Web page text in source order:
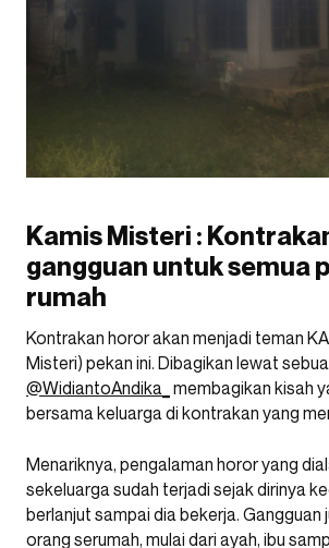
Kamis Misteri :
gangguan untuk semua
rumah
Kontrakan horor akan menjadi teman
Misteri) pekan ini. Dibagikan lewat
@WidiantoAndika_ membagikan kisah
bersama keluarga di kontrakan yang
Menariknya, pengalaman horor yang
sekeluarga sudah terjadi sejak dirinya
berlanjut sampai dia bekerja. Gangguan
orang serumah, mulai dari ayah, ibu